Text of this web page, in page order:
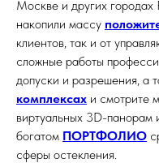
Москве и других
накопили массу
клиентов, так и от
сложные работы
допуски и разрешения, а
комплексах и смотрите
виртуальных 3D-панорам
богатом ПОРТФОЛИО
сферы остекления.